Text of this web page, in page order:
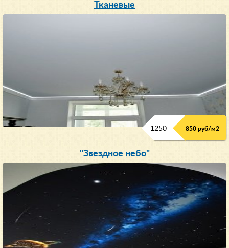
Тканевые
1250 850 руб/м2
"Звездное небо"